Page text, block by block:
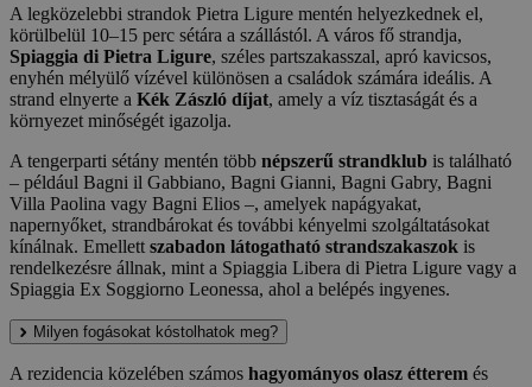
A legközelebbi strandok Pietra Ligure mentén helyezkednek el,
körülbelül 10–15 perc sétára a szállástól. A város fő strandja,
Spiaggia di Pietra Ligure, széles partszakasszal, apró kavicsos,
enyhén mélyülő vízével különösen a családok számára ideális. A
strand elnyerte a Kék Zászló díjat, amely a víz tisztaságát és a
környezet minőségét igazolja.
A tengerparti sétány mentén több népszerű strandklub is található
– például Bagni il Gabbiano, Bagni Gianni, Bagni Gabry, Bagni
Villa Paolina vagy Bagni Elios –, amelyek napágyakat,
napernyőket, strandbárokat és további kényelmi szolgáltatásokat
kínálnak. Emellett szabadon látogatható strandszakaszok is
rendelkezésre állnak, mint a Spiaggia Libera di Pietra Ligure vagy a
Spiaggia Ex Soggiorno Leonessa, ahol a belépés ingyenes.
Milyen fogásokat kóstolhatok meg?
A rezidencia közelében számos hagyományos olasz étterem és